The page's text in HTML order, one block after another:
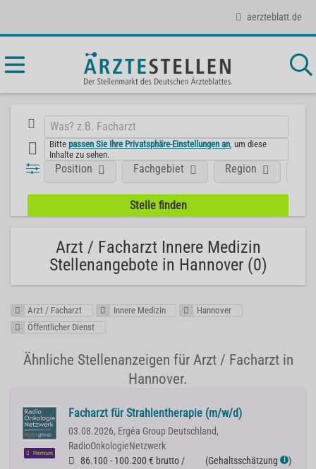
aerzteblatt.de
Bittepassen Sie Ihre Privatsphäre-Einstellungen an , um diese
Inhalte zu sehen.
Position Fachgebiet Region
Arzt / Facharzt Innere Medizin
Stellenangebote in Hannover (0)
Arzt / Facharzt Innere Medizin
Hannover
Öffentlicher Dienst
Ähnliche Stellenanzeigen für Arzt / Facharzt in
Hannover.
Premium
Facharzt für Strahlentherapie (m/w/d)
03.08.2026, Ergéa Group Deutschland,
RadioOnkologieNetzwerk
86.100 - 100.200 € brutto /
(Gehaltsschätzung ℹ )